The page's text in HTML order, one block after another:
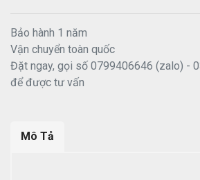
Bảo hành 1 năm
Vận chuyển toàn quốc
Đặt ngay, gọi số 0799406646 (zalo) -
để được tư vấn
Mô Tả